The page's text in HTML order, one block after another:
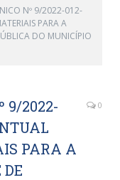
Nº 9/2022-012-
PARA A
DO MUNICÍPIO
9/2022-
PARA A
0